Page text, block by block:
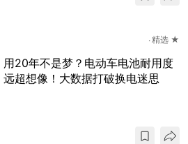
精选 ★
用20年不是梦？电动车电池耐用度
远超想像！大数据打破换电迷思